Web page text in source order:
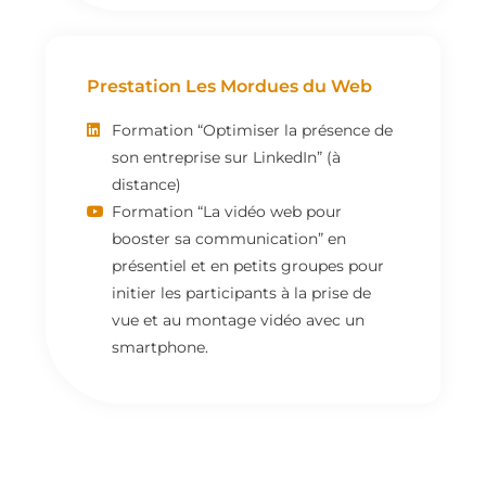
Prestation Les Mordues du Web
Formation “Optimiser la présence de
son entreprise sur LinkedIn” (à
distance)
Formation “La vidéo web pour
booster sa communication” en
présentiel et en petits groupes pour
initier les participants à la prise de
vue et au montage vidéo avec un
smartphone.